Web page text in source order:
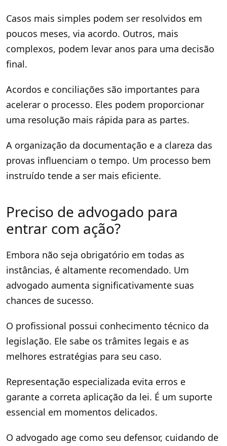
Casos mais simples podem ser resolvidos em
poucos meses, via acordo. Outros, mais
complexos, podem levar anos para uma decisão
final.
Acordos e conciliações são importantes para
acelerar o processo. Eles podem proporcionar
uma resolução mais rápida para as partes.
A organização da documentação e a clareza das
provas influenciam o tempo. Um processo bem
instruído tende a ser mais eficiente.
Preciso de advogado para
entrar com ação?
Embora não seja obrigatório em todas as
instâncias, é altamente recomendado. Um
advogado aumenta significativamente suas
chances de sucesso.
O profissional possui conhecimento técnico da
legislação. Ele sabe os trâmites legais e as
melhores estratégias para seu caso.
Representação especializada evita erros e
garante a correta aplicação da lei. É um suporte
essencial em momentos delicados.
O advogado age como seu defensor, cuidando de